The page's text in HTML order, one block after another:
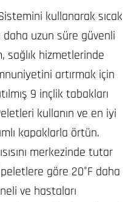
kullanarak sıcak
uzun süre güvenli
sağlık hizmetlerinde
artırmak için
9 inçlik tabakları
kullanın ve en iyi
kapaklarla örtün.
merkezinde tutar
göre 20°F daha
ve hastaları